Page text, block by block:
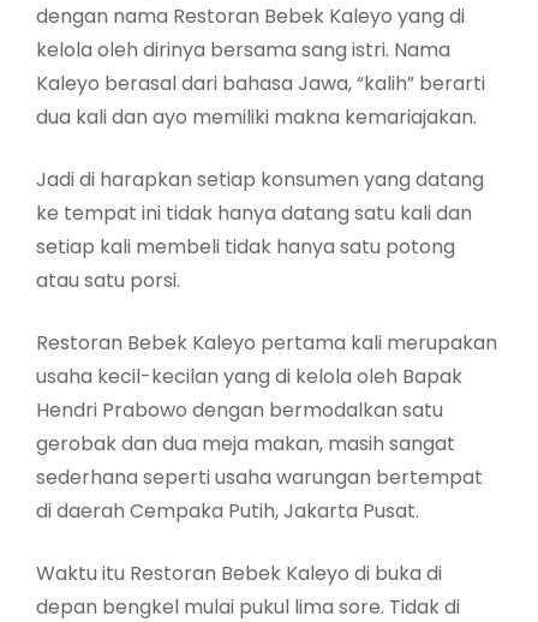
dengan nama Restoran Bebek Kaleyo yang di
kelola oleh dirinya bersama sang istri. Nama
Kaleyo berasal dari bahasa Jawa, “kalih” berarti
dua kali dan ayo memiliki makna kemariajakan.
Jadi di harapkan setiap konsumen yang datang
ke tempat ini tidak hanya datang satu kali dan
setiap kali membeli tidak hanya satu potong
atau satu porsi.
Restoran Bebek Kaleyo pertama kali merupakan
usaha kecil-kecilan yang di kelola oleh Bapak
Hendri Prabowo dengan bermodalkan satu
gerobak dan dua meja makan, masih sangat
sederhana seperti usaha warungan bertempat
di daerah Cempaka Putih, Jakarta Pusat.
Waktu itu Restoran Bebek Kaleyo di buka di
depan bengkel mulai pukul lima sore. Tidak di